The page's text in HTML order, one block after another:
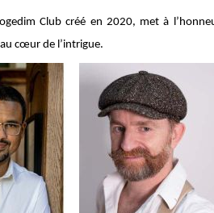
Club créé en 2020, met à
cœur de l’intrigue.